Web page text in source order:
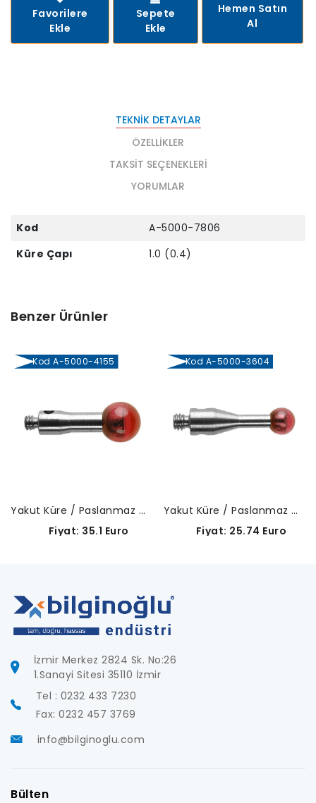
Favorilere
Ekle
Sepete
Ekle
Hemen Satın
Al
TEKNIK DETAYLAR
ÖZELLIKLER
TAKSIT SEÇENEKLERI
YORUMLAR
Kod
A-5000-7806
Küre Çapı
1.0 (0.4)
Benzer Ürünler
Kod A-5000-4155
Yakut Küre / Paslanmaz Çelik Gövde-A-5000-4155
Fiyat: 35.1 Euro
Kod A-5000-3604
Yakut Küre / Paslanmaz Çelik Gövde-A-5000-3604
Fiyat: 25.74 Euro
İzmir Merkez 2824 Sk. No:26
1.Sanayi Sitesi 35110 İzmir
Tel : 0232 433 7230
Fax: 0232 457 3769
info@bilginoglu.com
Bülten